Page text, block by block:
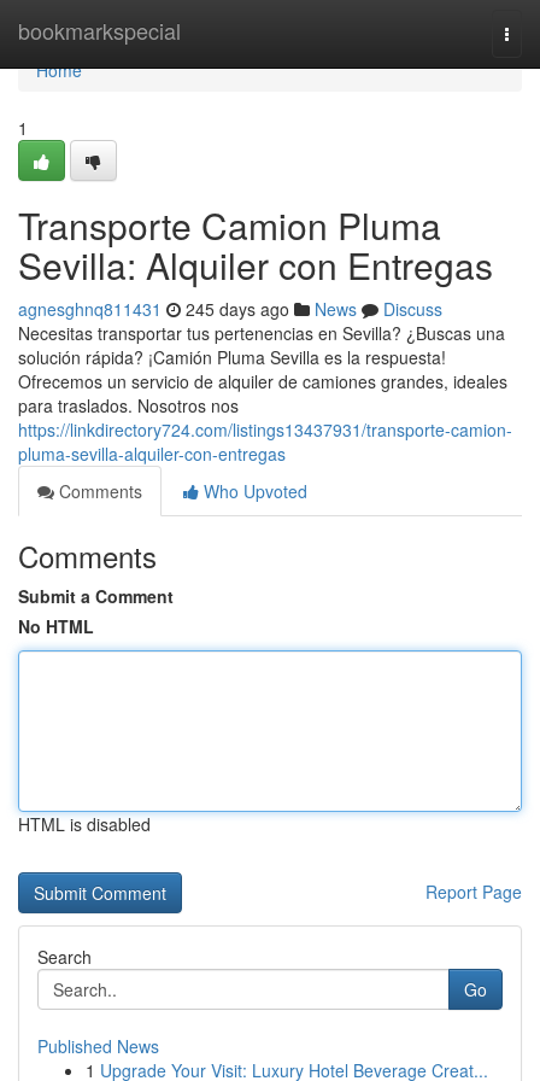
bookmarkspecial
Home
Home
1
Transporte Camion Pluma
Sevilla: Alquiler con Entregas
agnesghnq811431 245 days ago News
Discuss
Necesitas transportar tus pertenencias en Sevilla? ¿Buscas una
solución rápida? ¡Camión Pluma Sevilla es la respuesta!
Ofrecemos un servicio de alquiler de camiones grandes, ideales
para traslados. Nosotros nos
https://linkdirectory724.com/listings13437931/transporte-camion-
pluma-sevilla-alquiler-con-entregas
Comments
Who Upvoted
Comments
Submit a Comment
No HTML
HTML is disabled
Report Page
Search
Go
Published News
1 Upgrade Your Visit: Luxury Hotel Beverage Creat...